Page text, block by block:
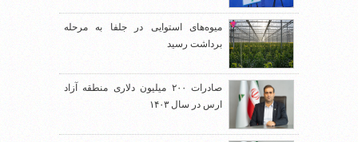
میوه‌های استوایی در جلفا به مرحله
برداشت رسید
صادرات ۲۰۰ میلیون دلاری منطقه آزاد
ارس در سال ۱۴۰۳